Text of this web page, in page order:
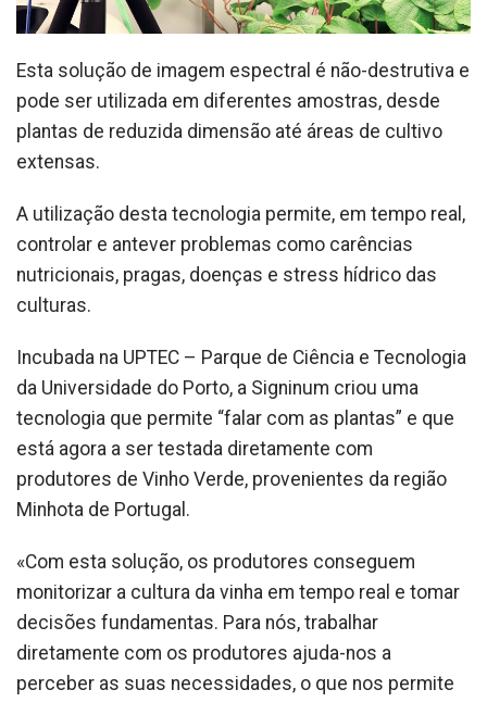
Esta solução de imagem espectral é não-destrutiva e
pode ser utilizada em diferentes amostras, desde
plantas de reduzida dimensão até áreas de cultivo
extensas.
A utilização desta tecnologia permite, em tempo real,
controlar e antever problemas como carências
nutricionais, pragas, doenças e stress hídrico das
culturas.
Incubada na UPTEC – Parque de Ciência e Tecnologia
da Universidade do Porto, a Signinum criou uma
tecnologia que permite “falar com as plantas” e que
está agora a ser testada diretamente com
produtores de Vinho Verde, provenientes da região
Minhota de Portugal.
«Com esta solução, os produtores conseguem
monitorizar a cultura da vinha em tempo real e tomar
decisões fundamentas. Para nós, trabalhar
diretamente com os produtores ajuda-nos a
perceber as suas necessidades, o que nos permite